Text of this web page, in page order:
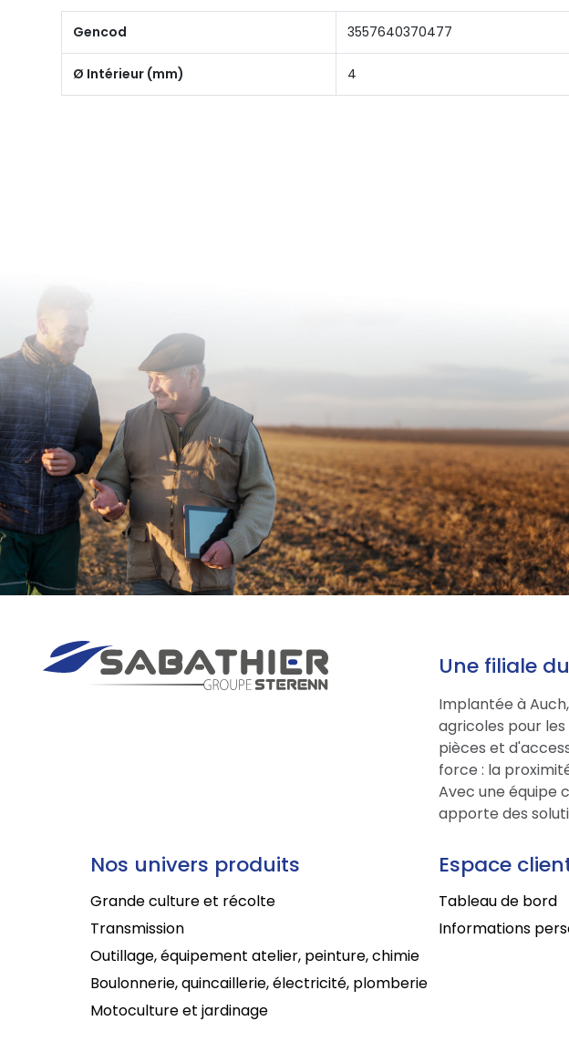
Gencod 3557640370477
Ø Intérieur (mm) 4
Une filiale
Implantée à
agricoles pour
pièces et
force : la
Avec une équipe
apporte des
Nos univers produits
Grande culture et récolte
Transmission
Outillage, équipement atelier, peinture, chimie
Boulonnerie, quincaillerie, électricité, plomberie
Motoculture et jardinage
Espace
Tableau de bord
Informations